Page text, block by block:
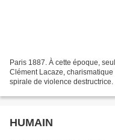
Paris 1887. À cette époque,
Clément Lacaze,
spirale de violence
HUMAIN